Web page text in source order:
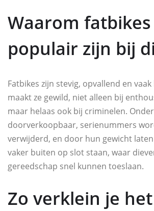
Waarom fatbikes
populair zijn bij
Fatbikes zijn stevig, opvallend en
maakt ze gewild, niet alleen bij
maar helaas ook bij criminelen.
doorverkoopbaar, serienummers
verwijderd, en door hun gewicht
vaker buiten op slot staan, waar
gereedschap snel kunnen toeslaan.
Zo verklein je